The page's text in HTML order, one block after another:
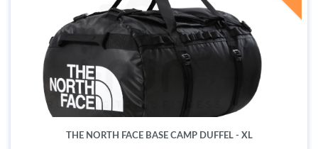
THE NORTH FACE BASE CAMP DUFFEL - XL